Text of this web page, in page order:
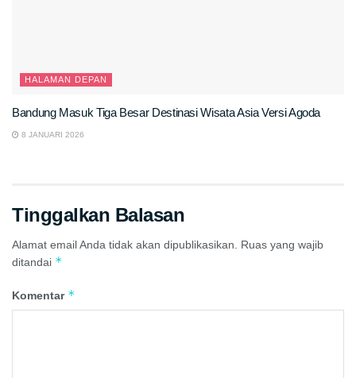
HALAMAN DEPAN
Bandung Masuk Tiga Besar Destinasi Wisata Asia Versi Agoda
8 JANUARI 2026
Tinggalkan Balasan
Alamat email Anda tidak akan dipublikasikan.
Ruas yang wajib
ditandai *
Komentar *